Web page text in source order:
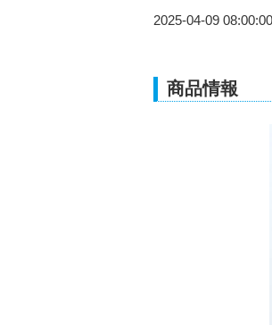
2025-04-09 08:00:00
商品情報